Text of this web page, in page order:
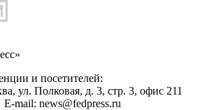
»
и посетителей:
, ул. Полковая, д. 3, стр. 3, офис 211
E-mail: news@fedpress.ru